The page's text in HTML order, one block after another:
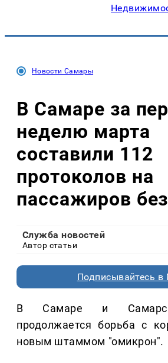
Новости Самары
В Самаре за
неделю марта
составили 112
протоколов на
пассажиров
Служба новостей
Автор статьи
Подписывайтесь в
В Самаре и
продолжается борьба с
новым штаммом "омикрон".